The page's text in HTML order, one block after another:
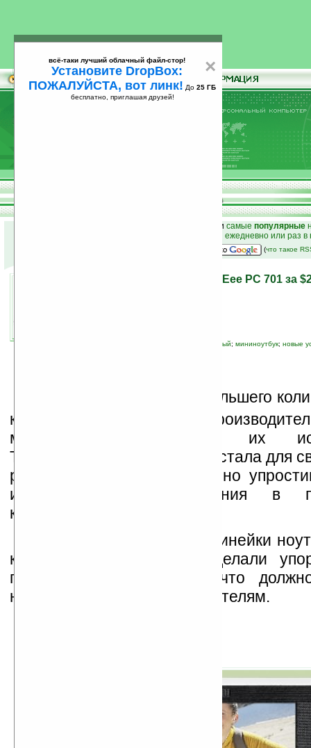
25
и самые популярные
на email ежедневно или раз
(что такое
Маленький ноутбук Asus Eee PC 701 за
бюджетный; мининоутбук; новые
ля приобщения все большего
к новым технологиям
максимально упростить их
Технология «plug-and-play» стала для
революционной, максимально
или замену оборудования в
компьютерах.
При разработке новой линейки
компании Asus и Intel сделали
понятности интерфейса, что
неподготовленным пользователям.
×
всё-таки лучший облачный файл-стор!
Установите DropBox:
ПОЖАЛУЙСТА, вот линк! До 25 ГБ
бесплатно, приглашая друзей!